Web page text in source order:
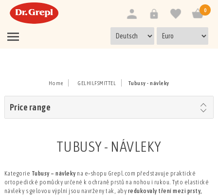
0
Home GELHILFSMITTEL Tubusy - návleky
Price range
TUBUSY - NÁVLEKY
Kategorie Tubusy – návleky na e‑shopu Grepl.com představuje praktické
ortopedické pomůcky určené k ochraně prstů na nohou i rukou. Tyto elastické
návleky s gelovou výplní jsou navrženy tak, aby redukovaly tření mezi prsty,